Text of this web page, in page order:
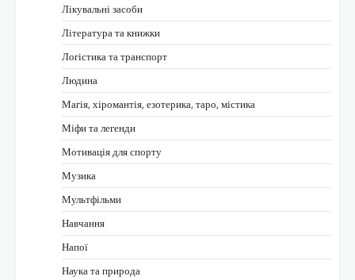
Лікувальні засоби
Література та книжки
Логістика та транспорт
Людина
Магія, хіромантія, езотерика, таро, містика
Міфи та легенди
Мотивація для спорту
Музика
Мультфільми
Навчання
Напої
Наука та природа